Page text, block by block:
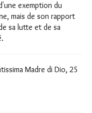
exemption du
mais de son rapport
sa lutte et de sa
Madre di Dio, 25